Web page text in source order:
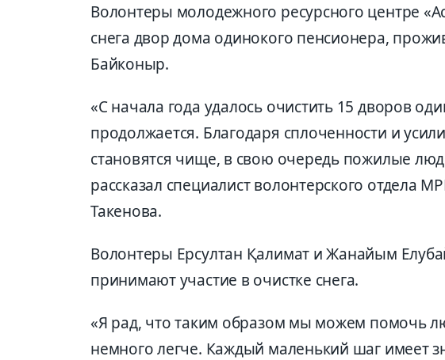
Волонтеры молодежного ресурсного центре
снега двор дома одинокого пенсионера,
Байконыр.
«С начала года удалось очистить 15 дворов
продолжается. Благодаря сплоченности и
становятся чище, в свою очередь пожилые
рассказал специалист волонтерского отдела
Такенова.
Волонтеры Ерсултан Қалимат и Жанайым
принимают участие в очистке снега.
«Я рад, что таким образом мы можем помочь
немного легче. Каждый маленький шаг имеет